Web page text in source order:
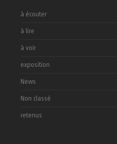
à écouter
à lire
à voir
exposition
News
Non classé
retenus